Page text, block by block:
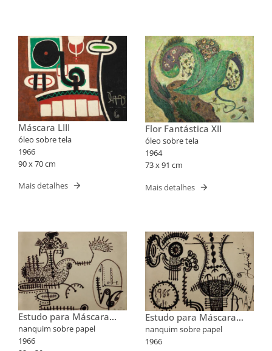
Máscara LIII
óleo sobre tela
1966
90 x 70 cm
Mais detalhes
Flor Fantástica XII
óleo sobre tela
1964
73 x 91 cm
Mais detalhes
Estudo para Máscara
XLV
nanquim sobre papel
1966
Estudo para Máscara
XLVIII
nanquim sobre papel
1966